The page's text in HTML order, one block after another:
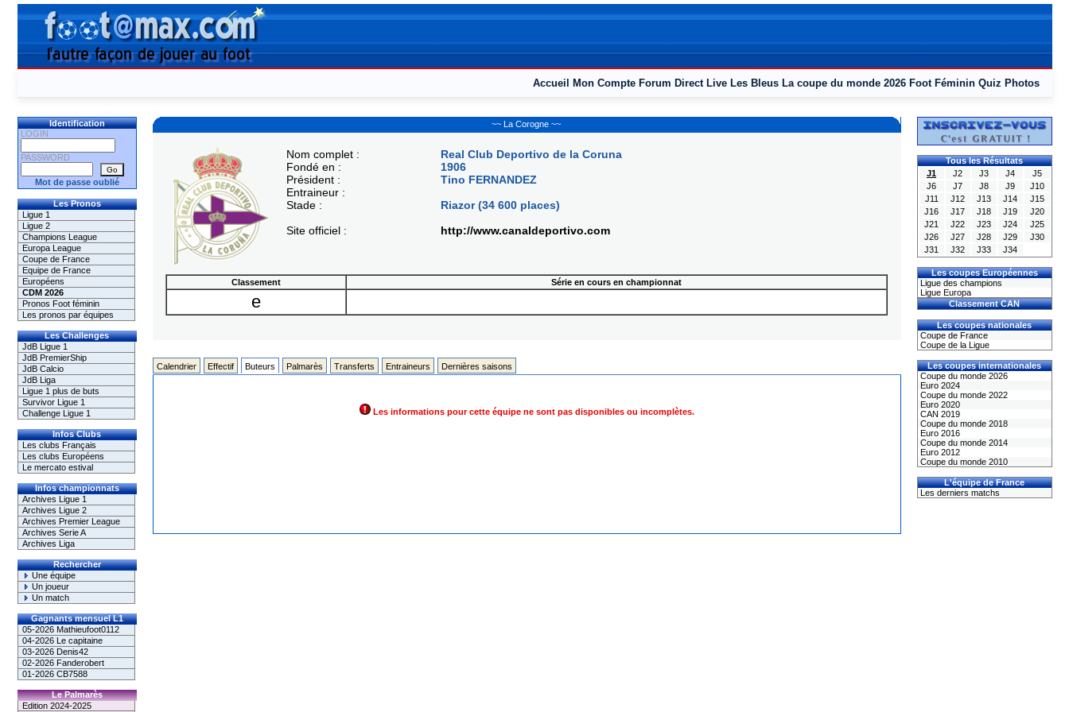
Accueil Mon Compte Forum Direct Live Les Bleus La coupe du monde 2026 Foot Féminin Quiz Photos
Identification
LOGIN
PASSWORD
Mot de passe oublié
Les Pronos
Ligue 1
Ligue 2
Champions League
Europa League
Coupe de France
Equipe de France
Européens
CDM 2026
Pronos Foot féminin
Les pronos par équipes
Les Challenges
JdB Ligue 1
JdB PremierShip
JdB Calcio
JdB Liga
Ligue 1 plus de buts
Survivor Ligue 1
Challenge Ligue 1
Infos Clubs
Les clubs Français
Les clubs Européens
Le mercato estival
Infos championnats
Archives Ligue 1
Archives Ligue 2
Archives Premier League
Archives Serie A
Archives Liga
Rechercher
Une équipe
Un joueur
Un match
Gagnants mensuel L1
05-2026 Mathieufoot0112
04-2026 Le capitaine
03-2026 Denis42
02-2026 Fanderobert
01-2026 CB7588
Le Palmarès
Edition 2024-2025
~~ La Corogne ~~
Nom complet :
Fondé en :
Président :
Entraineur :
Stade :
Site officiel :
Real Club Deportivo de la Coruna
1906
Tino FERNANDEZ
Riazor (34 600 places)
http://www.canaldeportivo.com
Classement Série en cours en championnat
e
Calendrier Effectif Buteurs Palmarès Transferts Entraineurs Dernières saisons
Les informations pour cette équipe ne sont pas disponibles ou incomplètes.
Tous les Résultats
J1
J2 J3 J4
J5
J6
J7 J8 J9
J10
J11
J12 J13 J14
J15
J16
J17 J18 J19
J20
J21
J22 J23 J24
J25
J26
J27 J28 J29
J30
J31
J32 J33 J34
Les coupes Européennes
Ligue des champions
Ligue Europa
Classement CAN
Les coupes nationales
Coupe de France
Coupe de la Ligue
Les coupes internationales
Coupe du monde 2026
Euro 2024
Coupe du monde 2022
Euro 2020
CAN 2019
Coupe du monde 2018
Euro 2016
Coupe du monde 2014
Euro 2012
Coupe du monde 2010
L'équipe de France
Les derniers matchs